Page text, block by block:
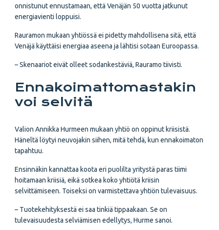
onnistunut ennustamaan, että Venäjän 50 vuotta jatkunut
energiavienti loppuisi.
Rauramon mukaan yhtiössä ei pidetty mahdollisena sitä, että
Venäjä käyttäisi energiaa aseena ja lähtisi sotaan Euroopassa.
– Skenaariot eivät olleet sodankestäviä, Rauramo tiivisti.
Ennakoimattomastakin
voi selvitä
Valion Annikka Hurmeen mukaan yhtiö on oppinut kriisistä.
Häneltä löytyi neuvojakin siihen, mitä tehdä, kun ennakoimaton
tapahtuu.
Ensinnäkin kannattaa koota eri puolilta yritystä paras tiimi
hoitamaan kriisiä, eikä sotkea koko yhtiötä kriisin
selvittämiseen. Toiseksi on varmistettava yhtiön tulevaisuus.
– Tuotekehityksestä ei saa tinkiä tippaakaan. Se on
tulevaisuudesta selviämisen edellytys, Hurme sanoi.